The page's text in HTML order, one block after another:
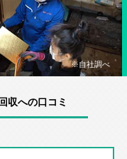
※自社調べ
収への口コミ